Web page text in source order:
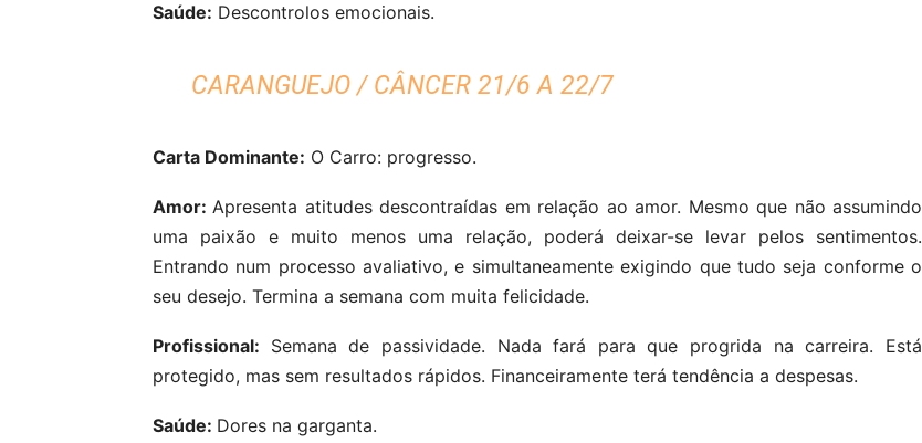
Saúde: Descontrolos emocionais.
CARANGUEJO / CÂNCER 21/6 A 22/7
Carta Dominante: O Carro: progresso.
Amor:Apresenta atitudes descontraídas em relação ao amor. Mesmo que não assumindo
uma paixão e muito menos uma relação, poderá deixar-se levar pelos sentimentos.
Entrando num processo avaliativo, e simultaneamente exigindo que tudo seja conforme o
seu desejo. Termina a semana com muita felicidade.
Profissional: Semana de passividade. Nada fará para que progrida na carreira. Está
protegido, mas sem resultados rápidos. Financeiramente terá tendência a despesas.
Saúde: Dores na garganta.